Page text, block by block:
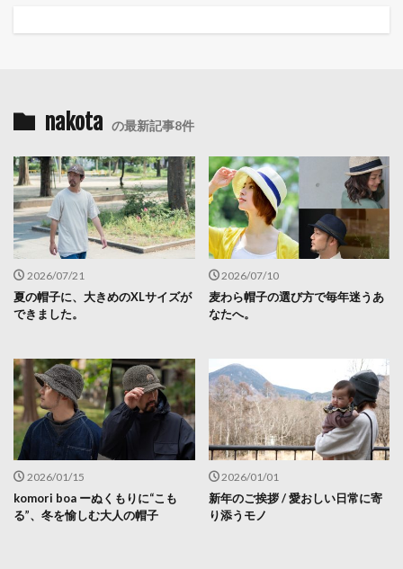
nakota の最新記事8件
2026/07/21
夏の帽子に、大きめのXLサイズが
できました。
2026/07/10
麦わら帽子の選び方で毎年迷うあ
なたへ。
2026/01/15
komori boa ーぬくもりに“こも
る”、冬を愉しむ大人の帽子
2026/01/01
新年のご挨拶 / 愛おしい日常に寄
り添うモノ